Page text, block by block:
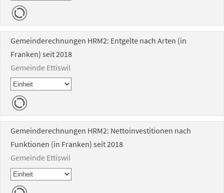
Gemeinderechnungen HRM2: Entgelte nach Arten (in
Franken) seit 2018
Gemeinde Ettiswil
Gemeinderechnungen HRM2: Nettoinvestitionen nach
Funktionen (in Franken) seit 2018
Gemeinde Ettiswil